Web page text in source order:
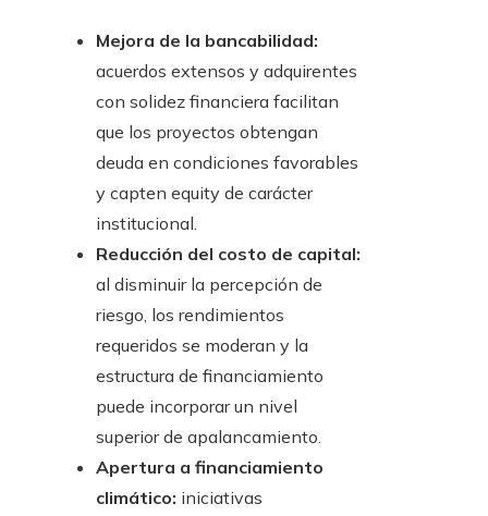
Mejora de la bancabilidad:
acuerdos extensos y adquirentes
con solidez financiera facilitan
que los proyectos obtengan
deuda en condiciones favorables
y capten equity de carácter
institucional.
Reducción del costo de capital:
al disminuir la percepción de
riesgo, los rendimientos
requeridos se moderan y la
estructura de financiamiento
puede incorporar un nivel
superior de apalancamiento.
Apertura a financiamiento
climático: iniciativas